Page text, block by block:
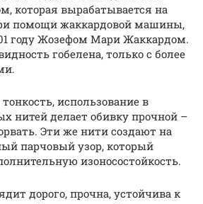
которая вырабатывается на
помощи жаккардовой машины,
году Жозефом Мари Жаккардом.
гобелена, только с более
использование в
нитей делает обивку прочной –
Эти же нити создают на
парчовый узор, который
изоносостойкость.
дорого, прочна, устойчива к